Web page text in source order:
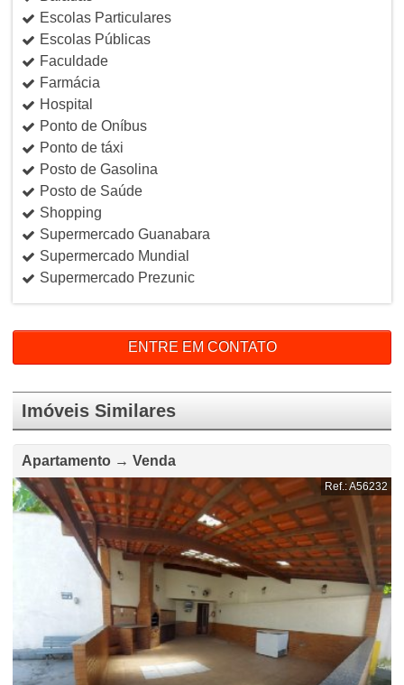
Escolas Particulares
Escolas Públicas
Faculdade
Farmácia
Hospital
Ponto de Oníbus
Ponto de táxi
Posto de Gasolina
Posto de Saúde
Shopping
Supermercado Guanabara
Supermercado Mundial
Supermercado Prezunic
ENTRE EM CONTATO
Imóveis Similares
Apartamento → Venda
Ref.: A56232